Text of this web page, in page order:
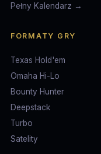
Pełny Kalendarz →
FORMATY GRY
Texas Hold'em
Omaha Hi-Lo
Bounty Hunter
Deepstack
Turbo
Satelity